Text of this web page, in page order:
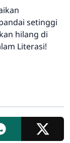
setinggi
hilang di
Literasi!